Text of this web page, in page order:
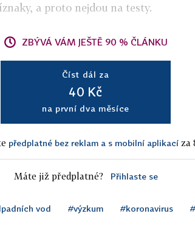
a proto nejdou na testy.
ZBÝVÁ VÁM JEŠTĚ 90 % ČLÁNKU
Číst dál za
40 Kč
na první dva měsíce
předplatné bez reklam a s mobilní aplikací za
Máte již předplatné? Přihlaste se
vod #výzkum #koronavirus